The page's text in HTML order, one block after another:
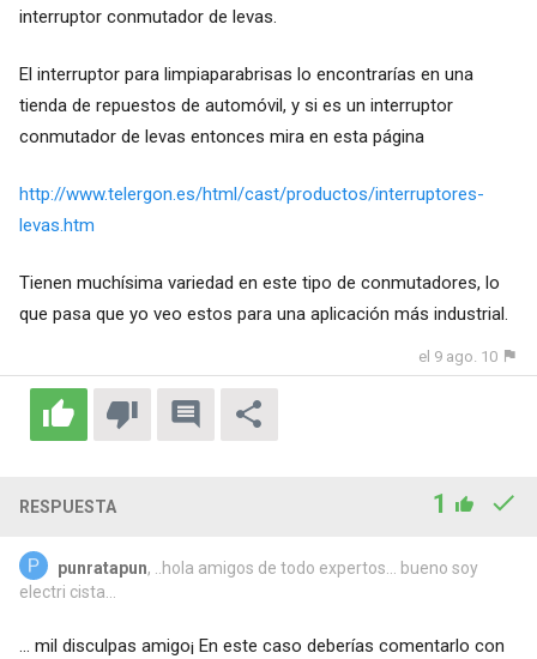
interruptor conmutador de levas.
El interruptor para limpiaparabrisas lo encontrarías en una
tienda de repuestos de automóvil, y si es un interruptor
conmutador de levas entonces mira en esta página
http://www.telergon.es/html/cast/productos/interruptores-
levas.htm
Tienen muchísima variedad en este tipo de conmutadores, lo
que pasa que yo veo estos para una aplicación más industrial.
el 9 ago. 10
RESPUESTA 1
punratapun, ..hola amigos de todo expertos... bueno soy
electri cista...
... mil disculpas amigo¡ En este caso deberías comentarlo con